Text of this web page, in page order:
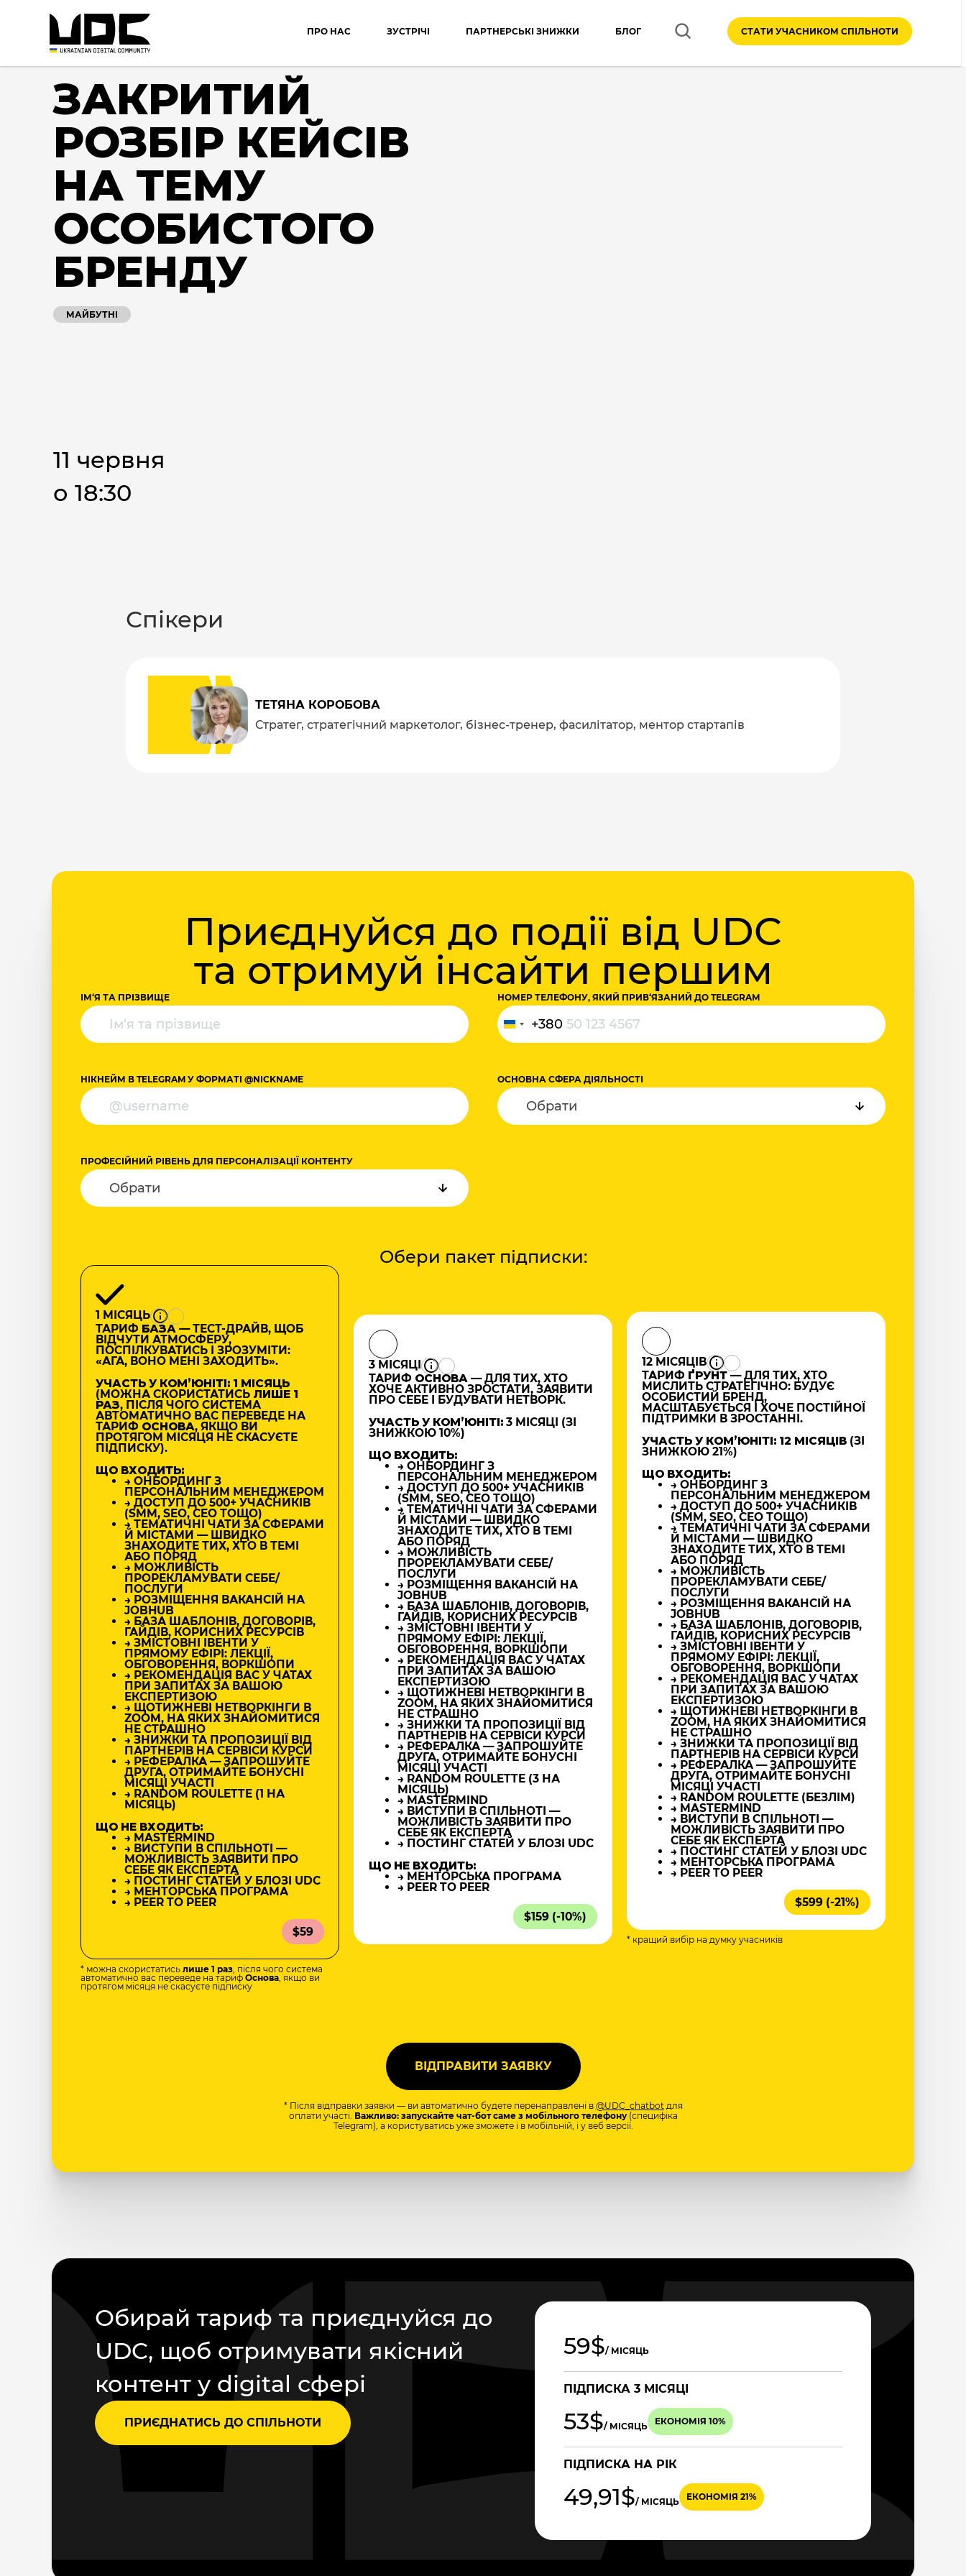
ПРО НАС ЗУСТРІЧІ ПАРТНЕРСЬКІ ЗНИЖКИ БЛОГ СТАТИ УЧАСНИКОМ СПІЛЬНОТИ
ЗАКРИТИЙ
РОЗБІР КЕЙСІВ
НА ТЕМУ
ОСОБИСТОГО
БРЕНДУ
МАЙБУТНІ
11 червня
о 18:30
Спікери
ТЕТЯНА КОРОБОВА
Стратег, стратегічний маркетолог, бізнес-тренер, фасилітатор, ментор стартапів
Приєднуйся до події від UDC
та отримуй інсайти першим
ІМ‘Я ТА ПРІЗВИЩЕ НОМЕР ТЕЛЕФОНУ, ЯКИЙ ПРИВ‘ЯЗАНИЙ ДО TELEGRAM
Україна
+380
+380
НІКНЕЙМ В TELEGRAM У ФОРМАТІ @NICKNAME ОСНОВНА СФЕРА ДІЯЛЬНОСТІ
ПРОФЕСІЙНИЙ РІВЕНЬ ДЛЯ ПЕРСОНАЛІЗАЦІЇ КОНТЕНТУ
Обери пакет підписки:
1 МІСЯЦЬ
ТАРИФ БАЗА— ТЕСТ-ДРАЙВ, ЩОБ
ВІДЧУТИ АТМОСФЕРУ,
ПОСПІЛКУВАТИСЬ І ЗРОЗУМІТИ:
«АГА, ВОНО МЕНІ ЗАХОДИТЬ».
УЧАСТЬ У КОМʼЮНІТІ: 1 МІСЯЦЬ
(МОЖНА СКОРИСТАТИСЬ ЛИШЕ 1
РАЗ, ПІСЛЯ ЧОГО СИСТЕМА
АВТОМАТИЧНО ВАС ПЕРЕВЕДЕ НА
ТАРИФ ОСНОВА, ЯКЩО ВИ
ПРОТЯГОМ МІСЯЦЯ НЕ СКАСУЄТЕ
ПІДПИСКУ).
ЩО ВХОДИТЬ:
→ ОНБОРДИНГ З
ПЕРСОНАЛЬНИМ МЕНЕДЖЕРОМ
→ ДОСТУП ДО 500+ УЧАСНИКІВ
(SMM, SEO, CEO ТОЩО)
→ ТЕМАТИЧНІ ЧАТИ ЗА СФЕРАМИ
Й МІСТАМИ — ШВИДКО
ЗНАХОДИТЕ ТИХ, ХТО В ТЕМІ
АБО ПОРЯД
→ МОЖЛИВІСТЬ
ПРОРЕКЛАМУВАТИ СЕБЕ/
ПОСЛУГИ
→ РОЗМІЩЕННЯ ВАКАНСІЙ НА
JOBHUB
→ БАЗА ШАБЛОНІВ, ДОГОВОРІВ,
ГАЙДІВ, КОРИСНИХ РЕСУРСІВ
→ ЗМІСТОВНІ ІВЕНТИ У
ПРЯМОМУ ЕФІРІ: ЛЕКЦІЇ,
ОБГОВОРЕННЯ, ВОРКШОПИ
→ РЕКОМЕНДАЦІЯ ВАС У ЧАТАХ
ПРИ ЗАПИТАХ ЗА ВАШОЮ
ЕКСПЕРТИЗОЮ
→ ЩОТИЖНЕВІ НЕТВОРКІНГИ В
ZOOM, НА ЯКИХ ЗНАЙОМИТИСЯ
НЕ СТРАШНО
→ ЗНИЖКИ ТА ПРОПОЗИЦІЇ ВІД
ПАРТНЕРІВ НА СЕРВІСИ КУРСИ
→ РЕФЕРАЛКА — ЗАПРОШУЙТЕ
ДРУГА, ОТРИМАЙТЕ БОНУСНІ
МІСЯЦІ УЧАСТІ
→ RANDOM ROULETTE (1 НА
МІСЯЦЬ)
ЩО НЕ ВХОДИТЬ:
→ MASTERMIND
→ ВИСТУПИ В СПІЛЬНОТІ —
МОЖЛИВІСТЬ ЗАЯВИТИ ПРО
СЕБЕ ЯК ЕКСПЕРТА
→ ПОСТИНГ СТАТЕЙ У БЛОЗІ UDC
→ МЕНТОРСЬКА ПРОГРАМА
→ PEER TO PEER
$59
* можна скористатись лише 1 раз, після чого система
автоматично вас переведе на тариф Основа, якщо ви
протягом місяця не скасуєте підписку
3 МІСЯЦІ
ТАРИФ ОСНОВА — ДЛЯ ТИХ, ХТО
ХОЧЕ АКТИВНО ЗРОСТАТИ, ЗАЯВИТИ
ПРО СЕБЕ І БУДУВАТИ НЕТВОРК.
УЧАСТЬ У КОМʼЮНІТІ: 3 МІСЯЦІ (ЗІ
ЗНИЖКОЮ 10%)
ЩО ВХОДИТЬ:
→ ОНБОРДИНГ З
ПЕРСОНАЛЬНИМ МЕНЕДЖЕРОМ
→ ДОСТУП ДО 500+ УЧАСНИКІВ
(SMM, SEO, CEO ТОЩО)
→ ТЕМАТИЧНІ ЧАТИ ЗА СФЕРАМИ
Й МІСТАМИ — ШВИДКО
ЗНАХОДИТЕ ТИХ, ХТО В ТЕМІ
АБО ПОРЯД
→ МОЖЛИВІСТЬ
ПРОРЕКЛАМУВАТИ СЕБЕ/
ПОСЛУГИ
→ РОЗМІЩЕННЯ ВАКАНСІЙ НА
JOBHUB
→ БАЗА ШАБЛОНІВ, ДОГОВОРІВ,
ГАЙДІВ, КОРИСНИХ РЕСУРСІВ
→ ЗМІСТОВНІ ІВЕНТИ У
ПРЯМОМУ ЕФІРІ: ЛЕКЦІЇ,
ОБГОВОРЕННЯ, ВОРКШОПИ
→ РЕКОМЕНДАЦІЯ ВАС У ЧАТАХ
ПРИ ЗАПИТАХ ЗА ВАШОЮ
ЕКСПЕРТИЗОЮ
→ ЩОТИЖНЕВІ НЕТВОРКІНГИ В
ZOOM, НА ЯКИХ ЗНАЙОМИТИСЯ
НЕ СТРАШНО
→ ЗНИЖКИ ТА ПРОПОЗИЦІЇ ВІД
ПАРТНЕРІВ НА СЕРВІСИ КУРСИ
→ РЕФЕРАЛКА — ЗАПРОШУЙТЕ
ДРУГА, ОТРИМАЙТЕ БОНУСНІ
МІСЯЦІ УЧАСТІ
→ RANDOM ROULETTE (3 НА
МІСЯЦЬ)
→ MASTERMIND
→ ВИСТУПИ В СПІЛЬНОТІ —
МОЖЛИВІСТЬ ЗАЯВИТИ ПРО
СЕБЕ ЯК ЕКСПЕРТА
→ ПОСТИНГ СТАТЕЙ У БЛОЗІ UDC
ЩО НЕ ВХОДИТЬ:
→ МЕНТОРСЬКА ПРОГРАМА
→ PEER TO PEER
$159 (-10%)
12 МІСЯЦІВ
ТАРИФ ҐРУНТ— ДЛЯ ТИХ, ХТО
МИСЛИТЬ СТРАТЕГІЧНО: БУДУЄ
ОСОБИСТИЙ БРЕНД,
МАСШТАБУЄТЬСЯ І ХОЧЕ ПОСТІЙНОЇ
ПІДТРИМКИ В ЗРОСТАННІ.
УЧАСТЬ У КОМʼЮНІТІ: 12 МІСЯЦІВ (ЗІ
ЗНИЖКОЮ 21%)
ЩО ВХОДИТЬ:
→ ОНБОРДИНГ З
ПЕРСОНАЛЬНИМ МЕНЕДЖЕРОМ
→ ДОСТУП ДО 500+ УЧАСНИКІВ
(SMM, SEO, CEO ТОЩО)
→ ТЕМАТИЧНІ ЧАТИ ЗА СФЕРАМИ
Й МІСТАМИ — ШВИДКО
ЗНАХОДИТЕ ТИХ, ХТО В ТЕМІ
АБО ПОРЯД
→ МОЖЛИВІСТЬ
ПРОРЕКЛАМУВАТИ СЕБЕ/
ПОСЛУГИ
→ РОЗМІЩЕННЯ ВАКАНСІЙ НА
JOBHUB
→ БАЗА ШАБЛОНІВ, ДОГОВОРІВ,
ГАЙДІВ, КОРИСНИХ РЕСУРСІВ
→ ЗМІСТОВНІ ІВЕНТИ У
ПРЯМОМУ ЕФІРІ: ЛЕКЦІЇ,
ОБГОВОРЕННЯ, ВОРКШОПИ
→ РЕКОМЕНДАЦІЯ ВАС У ЧАТАХ
ПРИ ЗАПИТАХ ЗА ВАШОЮ
ЕКСПЕРТИЗОЮ
→ ЩОТИЖНЕВІ НЕТВОРКІНГИ В
ZOOM, НА ЯКИХ ЗНАЙОМИТИСЯ
НЕ СТРАШНО
→ ЗНИЖКИ ТА ПРОПОЗИЦІЇ ВІД
ПАРТНЕРІВ НА СЕРВІСИ КУРСИ
→ РЕФЕРАЛКА — ЗАПРОШУЙТЕ
ДРУГА, ОТРИМАЙТЕ БОНУСНІ
МІСЯЦІ УЧАСТІ
→ RANDOM ROULETTE (БЕЗЛІМ)
→ MASTERMIND
→ ВИСТУПИ В СПІЛЬНОТІ —
МОЖЛИВІСТЬ ЗАЯВИТИ ПРО
СЕБЕ ЯК ЕКСПЕРТА
→ ПОСТИНГ СТАТЕЙ У БЛОЗІ UDC
→ МЕНТОРСЬКА ПРОГРАМА
→ PEER TO PEER
$599 (-21%)
* кращий вибір на думку учасників
* Після відправки заявки — ви автоматично будете перенаправлені в @UDC_chatbotдля
оплати участі. Важливо: запускайте чат-бот саме з мобільного телефону(специфіка
Telegram), а користуватись уже зможете і в мобільній, і у веб версії.
Обирай тариф та приєднуйся до
UDC, щоб отримувати якісний
контент у digital сфері
ПРИЄДНАТИСЬ ДО СПІЛЬНОТИ
59$/ МІСЯЦЬ
ПІДПИСКА 3 МІСЯЦІ
53$/ МІСЯЦЬ ЕКОНОМІЯ 10%
ПІДПИСКА НА РІК
49,91$/ МІСЯЦЬ ЕКОНОМІЯ 21%